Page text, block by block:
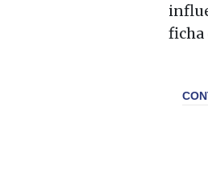
ficha